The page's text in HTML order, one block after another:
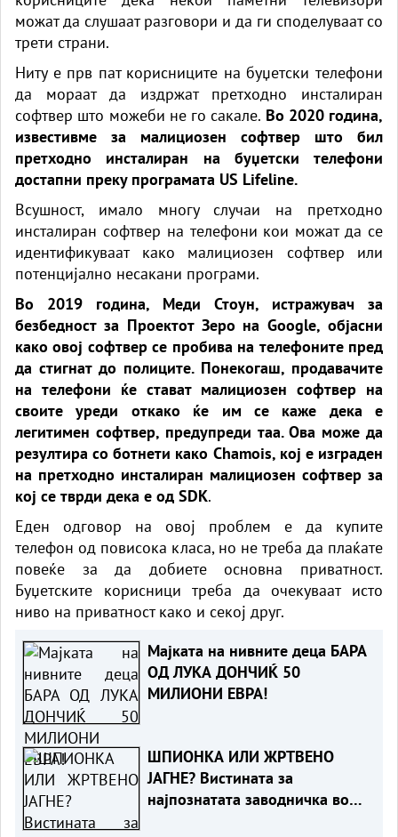
можат да слушаат разговори и да ги споделуваат со
трети страни.
Ниту е прв пат корисниците на буџетски телефони
да мораат да издржат претходно инсталиран
софтвер што можеби не го сакале. Во 2020 година,
известивме за малициозен софтвер што бил
претходно инсталиран на буџетски телефони
достапни преку програмата US Lifeline.
Всушност, имало многу случаи на претходно
инсталиран софтвер на телефони кои можат да се
идентификуваат како малициозен софтвер или
потенцијално несакани програми.
Во 2019 година, Меди Стоун, истражувач за
безбедност за Проектот Зеро на Google, објасни
како овој софтвер се пробива на телефоните пред
да стигнат до полиците. Понекогаш, продавачите
на телефони ќе стават малициозен софтвер на
своите уреди откако ќе им се каже дека е
легитимен софтвер, предупреди таа. Ова може да
резултира со ботнети како Chamois, кој е изграден
на претходно инсталиран малициозен софтвер за
кој се тврди дека е од SDK.
Еден одговор на овој проблем е да купите
телефон од повисока класа, но не треба да плаќате
повеќе за да добиете основна приватност.
Буџетските корисници треба да очекуваат исто
ниво на приватност како и секој друг.
Мајката на нивните деца БАРА
ОД ЛУКА ДОНЧИЌ 50
МИЛИОНИ ЕВРА!
ШПИОНКА ИЛИ ЖРТВЕНО
ЈАГНЕ? Вистината за
најпознатата заводничка во